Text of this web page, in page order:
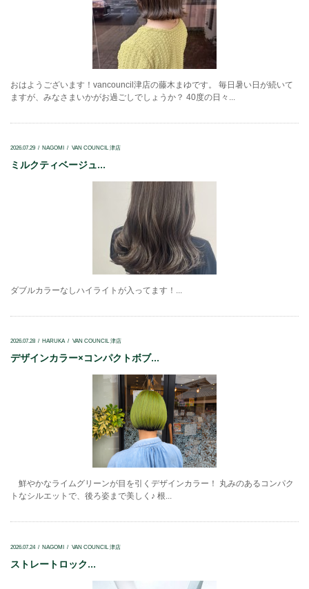
おはようございます！vancouncil津店の藤木まゆです。 毎日暑い日が続いて
ますが、みなさまいかがお過ごしでしょうか？ 40度の日々...
2026.07.29 NAGOMI VAN COUNCIL 津店
ミルクティベージュ...
ダブルカラーなしハイライトが入ってます！...
2026.07.28 HARUKA VAN COUNCIL 津店
デザインカラー×コンパクトボブ...
鮮やかなライムグリーンが目を引くデザインカラー！ 丸みのあるコンパク
トなシルエットで、後ろ姿まで美しく♪ 根...
2026.07.24 NAGOMI VAN COUNCIL 津店
ストレートロック...